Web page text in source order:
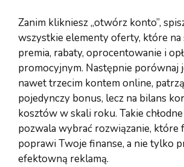
Zanim klikniesz „otwórz konto”,
wszystkie elementy oferty, które na
premia, rabaty, oprocentowanie i
promocyjnym. Następnie porównaj
nawet trzecim kontem online,
pojedynczy bonus, lecz na bilans
kosztów w skali roku. Takie
pozwala wybrać rozwiązanie, które
poprawi Twoje finanse, a nie tylko
efektowną reklamą.